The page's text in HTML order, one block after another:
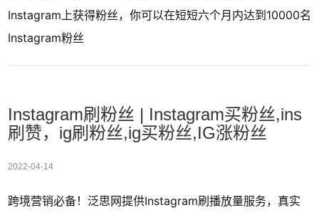
Instagram上获得粉丝，你可以在短短六个月内达到10000名
Instagram粉丝
Instagram刷粉丝 | Instagram买粉丝,ins
刷赞，ig刷粉丝,ig买粉丝,IG涨粉丝
2022-04-14
跨境营销必备！泛思网提供Instagram刷播放量服务，真实